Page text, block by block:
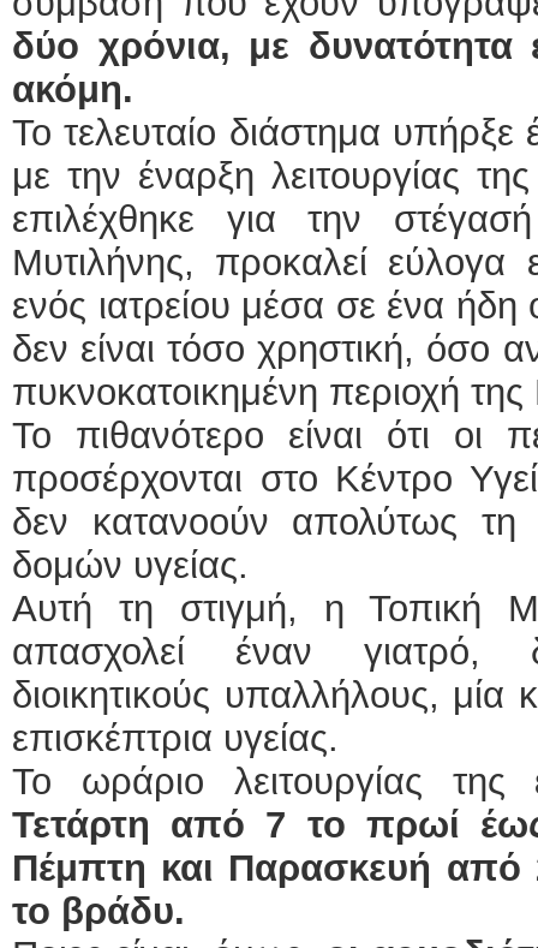
δύο χρόνια, με
ακόμη.
Το τελευταίο διάστημα υπήρξε
με την έναρξη λειτουργίας
επιλέχθηκε για την
Μυτιλήνης, προκαλεί εύλογα
ενός ιατρείου μέσα σε ένα
δεν είναι τόσο χρηστική, όσο
πυκνοκατοικημένη περιοχή
Το πιθανότερο είναι ότι οι
προσέρχονται στο Κέντρο
δεν κατανοούν απολύτως
δομών υγείας.
Αυτή τη στιγμή, η Τοπική
απασχολεί έναν γιατρό,
διοικητικούς υπαλλήλους, μία
επισκέπτρια υγείας.
Το ωράριο λειτουργίας της
Τετάρτη από 7 το πρωί
Πέμπτη και Παρασκευή από
το βράδυ.